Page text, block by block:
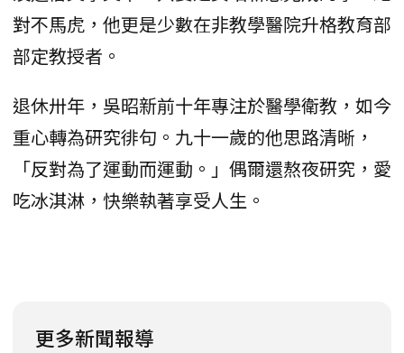
對不馬虎，他更是少數在非教學醫院升格教育部
部定教授者。
退休卅年，吳昭新前十年專注於醫學衛教，如今
重心轉為研究徘句。九十一歲的他思路清晰，
「反對為了運動而運動。」偶爾還熬夜研究，愛
吃冰淇淋，快樂執著享受人生。
更多新聞報導